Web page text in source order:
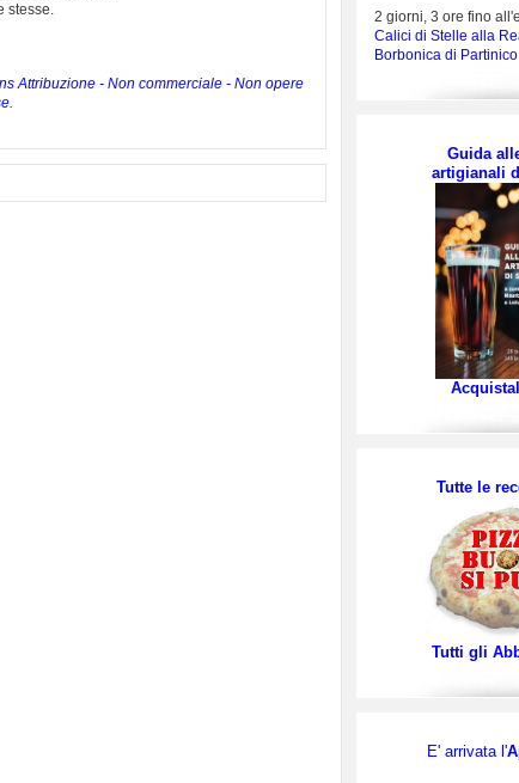
stesse.
Attribuzione - Non commerciale - Non opere
.
2 giorni, 3 ore fino
Calici di Stelle alla
Borbonica di Partinico
Guida
artigianali
Tutte le
Tutti gli
E' arrivata l'